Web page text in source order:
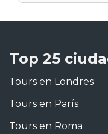
Top 25
Tours en Londres
Tours en París
Tours en Roma